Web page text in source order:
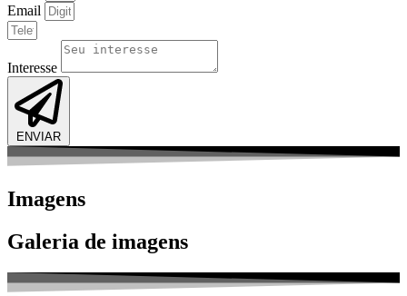
Email
Interesse
ENVIAR
Imagens
Galeria de imagens